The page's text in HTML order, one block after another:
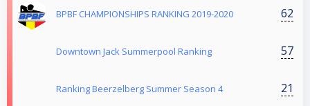
BPBF CHAMPIONSHIPS RANKING 2019-2020 62
Downtown Jack Summerpool Ranking 57
Ranking Beerzelberg Summer Season 4 21